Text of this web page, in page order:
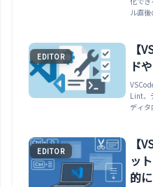
ル直
EDITOR
【
ド
Lint、
ディタ
EDITOR
【
ッ
的